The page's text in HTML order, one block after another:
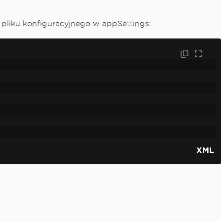
konfiguracyjnego w appSettings:
XML